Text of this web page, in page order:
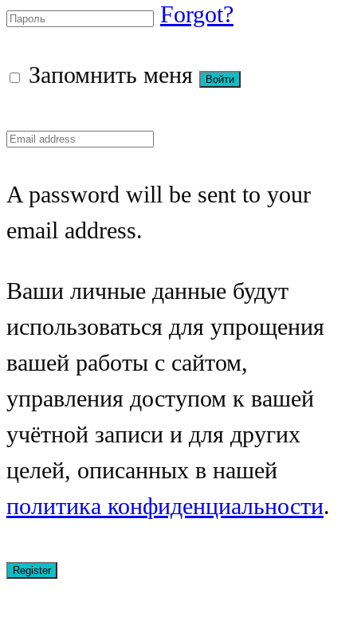
Forgot?
Запомнить меня
A password will be sent to your
email address.
Ваши личные данные будут
использоваться для упрощения
вашей работы с сайтом,
управления доступом к вашей
учётной записи и для других
целей, описанных в нашей
политика конфиденциальности.